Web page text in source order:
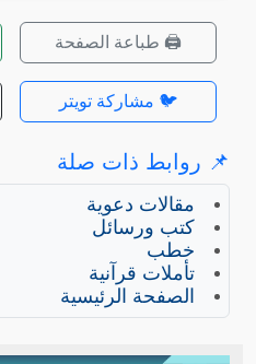
🖨️ طباعة الصفحة
🐦 مشاركة تويتر
📌 روابط ذات صلة
مقالات دعوية
كتب ورسائل
خطب
تأملات قرآنية
الصفحة الرئيسية